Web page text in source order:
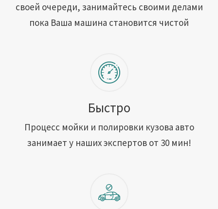
своей очереди, занимайтесь своими делами
пока Ваша машина становится чистой
Быстро
Процесс мойки и полировки кузова авто
занимает у наших экспертов от 30 мин!